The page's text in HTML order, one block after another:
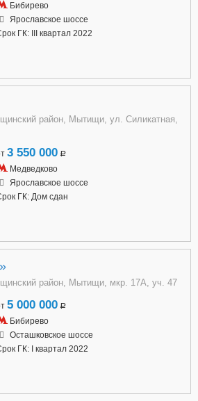
Бибирево
Ярославское шоссе
ГК: III квартал 2022
район, Мытищи, ул. Силикатная,
3 550 000 a
Медведково
Ярославское шоссе
ГК: Дом сдан
район, Мытищи, мкр. 17А, уч. 47
5 000 000 a
Бибирево
Осташковское шоссе
ГК: I квартал 2022